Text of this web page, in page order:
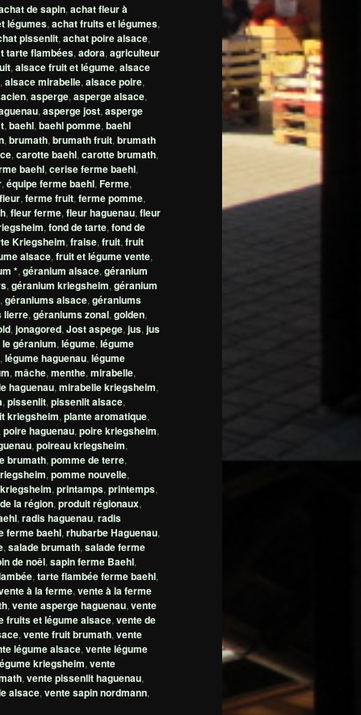
de sapin, achat fleur à
légumes, achat fruits et légumes,
pissenlit, achat poire alsace,
tarte flambées, adora, agriculteur
, alsace fruit et légume, alsace
, alsace mirabelle, alsace poire,
, asperge, asperge alsace,
, asperge jost, asperge
, baehl, baehl pomme, baehl
, brumath, brumath fruit, brumath
, carotte baehl, carotte brumath,
baehl, cerise ferme baehl,
, équipe ferme baehl, Ferme,
, ferme fruit, ferme pomme,
, fleur ferme, fleur haguenau, fleur
, fond de tarte, fond de
Kriegsheim, fraise, fruit, fruit
alsace, fruit et légume vente,
*, géranium alsace, géranium
, géranium kriegsheim, géranium
, géraniums alsace, géraniums
lierre, géraniums zonal, golden,
, jonagored, Jost aspege, jus, jus
le géranium, légume, légume
, légume haguenau, légume
, mâche, menthe, mirabelle,
haguenau, mirabelle kriegsheim,
, pissenlit, pissenlit alsace,
kriegsheim, plante aromatique,
poire haguenau, poire kriegsheim,
, poireau kriegsheim,
brumath, pomme de terre,
, pomme nouvelle,
, printamps, printemps,
la région, produit régionaux,
, radis haguenau, radis
ferme baehl, rhubarbe Haguenau,
, salade brumath, salade ferme
de noêl, sapin ferme Baehl,
, tarte flambée ferme baehl,
à la ferme, vente à la ferme
, vente asperge haguenau, vente
fruits et légume alsace, vente de
, vente fruit brumath, vente
légume alsace, vente légume
kriegsheim, vente
, vente pissenlit haguenau,
alsace, vente sapin nordmann,